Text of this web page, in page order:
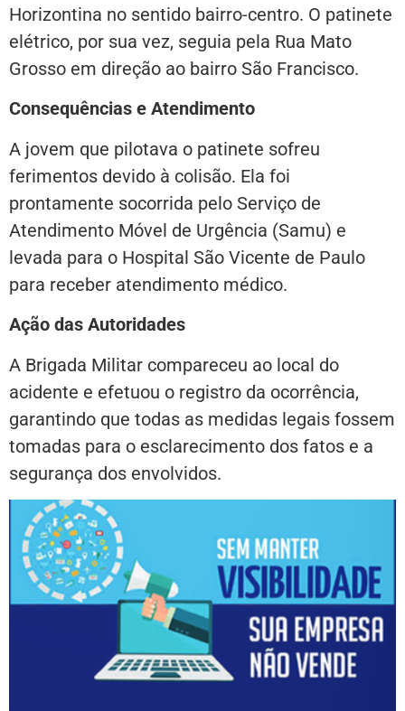
Horizontina no sentido bairro-centro. O patinete
elétrico, por sua vez, seguia pela Rua Mato
Grosso em direção ao bairro São Francisco.
Consequências e Atendimento
A jovem que pilotava o patinete sofreu
ferimentos devido à colisão. Ela foi
prontamente socorrida pelo Serviço de
Atendimento Móvel de Urgência (Samu) e
levada para o Hospital São Vicente de Paulo
para receber atendimento médico.
Ação das Autoridades
A Brigada Militar compareceu ao local do
acidente e efetuou o registro da ocorrência,
garantindo que todas as medidas legais fossem
tomadas para o esclarecimento dos fatos e a
segurança dos envolvidos.